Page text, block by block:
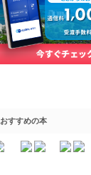
おすすめの本